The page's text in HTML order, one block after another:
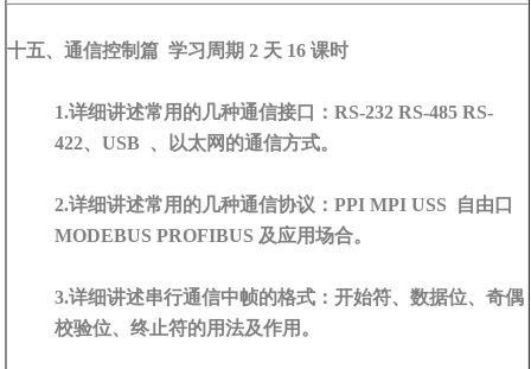
十五、通信控制篇 学习周期 2 天 16 课时
1.详细讲述常用的几种通信接口：RS-232 RS-485 RS-
422、USB 、以太网的通信方式。
2.详细讲述常用的几种通信协议：PPI MPI USS 自由口
MODEBUS PROFIBUS 及应用场合。
3.详细讲述串行通信中帧的格式：开始符、数据位、奇偶
校验位、终止符的用法及作用。